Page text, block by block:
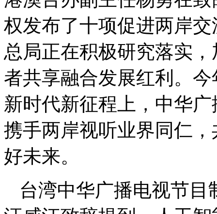
权发布了十项促进两岸
总局正在积极研究落实
者共享融合发展红利。
新时代新征程上，中华
携手两岸视听业界同仁
好未来。
台湾中华广播电视节